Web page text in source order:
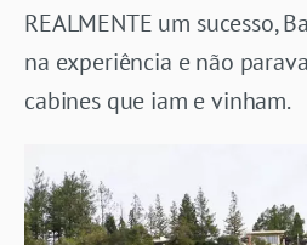
REALMENTE um sucesso,
na experiência e não
cabines que iam e vinham.